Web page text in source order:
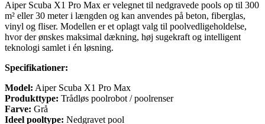
Aiper Scuba X1 Pro Max er velegnet til nedgravede pools op til 300
m² eller 30 meter i længden og kan anvendes på beton, fiberglas,
vinyl og fliser. Modellen er et oplagt valg til poolvedligeholdelse,
hvor der ønskes maksimal dækning, høj sugekraft og intelligent
teknologi samlet i én løsning.
Specifikationer:
Model: Aiper Scuba X1 Pro Max
Produkttype: Trådløs poolrobot / poolrenser
Farve: Grå
Ideel pooltype: Nedgravet pool